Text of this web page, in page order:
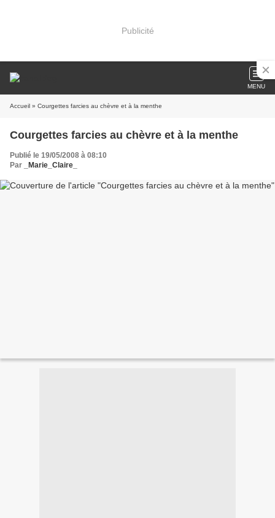
Publicité
MENU
Accueil » Courgettes farcies au chèvre et à la menthe
Courgettes farcies au chèvre et à la menthe
Publié le 19/05/2008 à 08:10
Par
_Marie_Claire_